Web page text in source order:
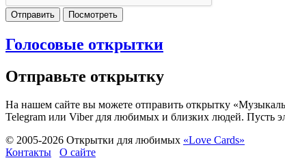
Отправить Посмотреть
Голосовые открытки
Отправьте открытку
На нашем сайте вы можете отправить открытку
Telegram или Viber для любимых и близких людей. Пусть
© 2005-2026 Открытки для любимых «Love Cards»
Контакты
О сайте